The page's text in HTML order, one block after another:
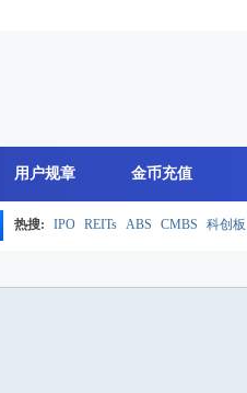
用户规章 金币充值
热搜: IPO REITs ABS CMBS 科创板